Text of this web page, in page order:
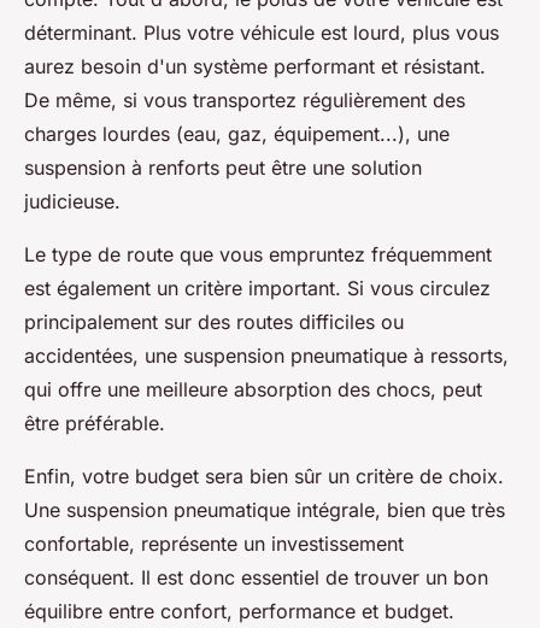
déterminant. Plus votre véhicule est lourd, plus vous
aurez besoin d'un système performant et résistant.
De même, si vous transportez régulièrement des
charges lourdes (eau, gaz, équipement...), une
suspension à renforts peut être une solution
judicieuse.
Le type de route que vous empruntez fréquemment
est également un critère important. Si vous circulez
principalement sur des routes difficiles ou
accidentées, une suspension pneumatique à ressorts,
qui offre une meilleure absorption des chocs, peut
être préférable.
Enfin, votre budget sera bien sûr un critère de choix.
Une suspension pneumatique intégrale, bien que très
confortable, représente un investissement
conséquent. Il est donc essentiel de trouver un bon
équilibre entre confort, performance et budget.